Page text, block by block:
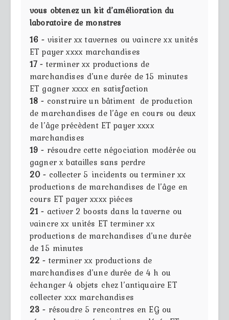
vous obtenez un kit d’amélioration du
laboratoire de monstres
16 - visiter xx tavernes ou vaincre xx unités
ET payer xxxx marchandises
17 -terminer xx productions de
marchandises d’une durée de 15 minutes
ET gagner xxxx en satisfaction
18 - construire un bâtiment de production
de marchandises de l’âge en cours ou deux
de l’âge précèdent ET payer xxxx
marchandises
19 - résoudre cette négociation modérée ou
gagner x batailles sans perdre
20 - collecter 5 incidents ou terminer xx
productions de marchandises de l’âge en
cours ET payer xxxx piéces
21 - activer 2 boosts dans la taverne ou
vaincre xx unités ET terminer xx
productions de marchandises d’une durée
de 15 minutes
22 -terminer xx productions de
marchandises d’une durée de 4 h ou
échanger 4 objets chez l’antiquaire ET
collecter xxx marchandises
23 - résoudre 5 rencontres en EG ou